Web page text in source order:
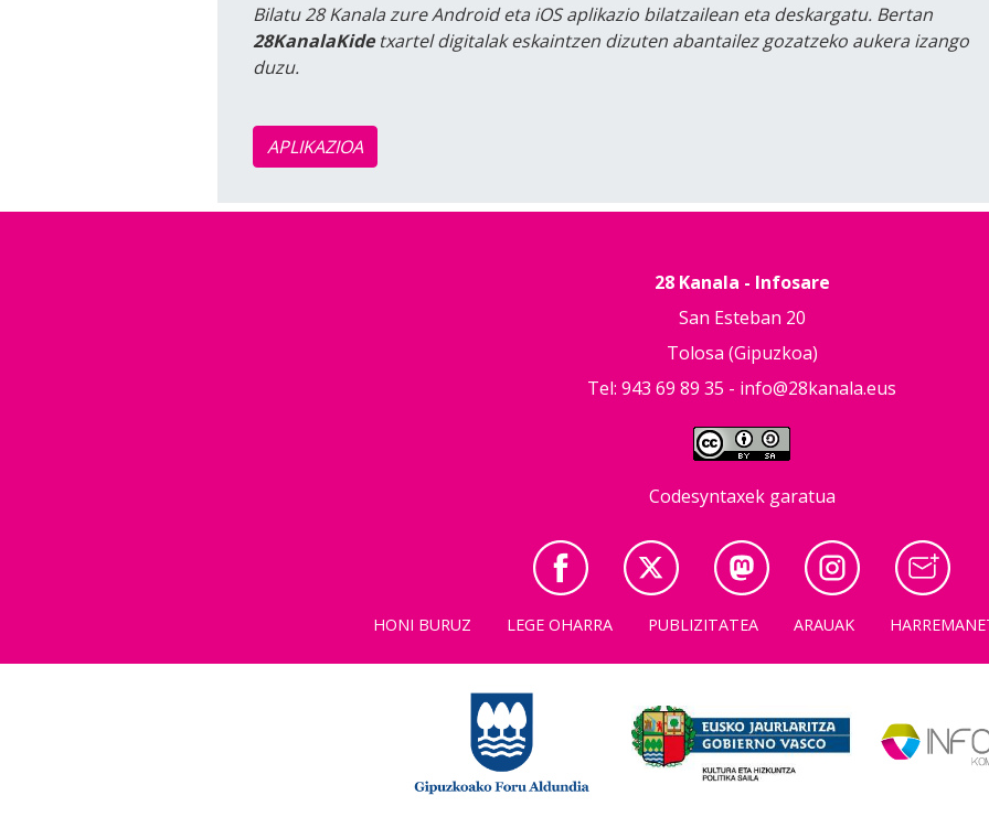
Bilatu 28 Kanala zure Android eta iOS aplikazio bilatzailean eta deskargatu. Bertan
28KanalaKidetxartel digitalak eskaintzen dizuten abantailez gozatzeko aukera izango
duzu.
APLIKAZIOA
28 Kanala - Infosare
San Esteban 20
Tolosa (Gipuzkoa)
Tel: 943 69 89 35 - info@28kanala.eus
Codesyntaxek garatua
HONI BURUZ LEGE OHARRA PUBLIZITATEA ARAUAK